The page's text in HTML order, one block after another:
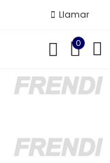
Llamar
0